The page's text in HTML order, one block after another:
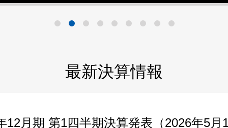
最新決算情報
12月期 第1四半期決算発表（2026年5月